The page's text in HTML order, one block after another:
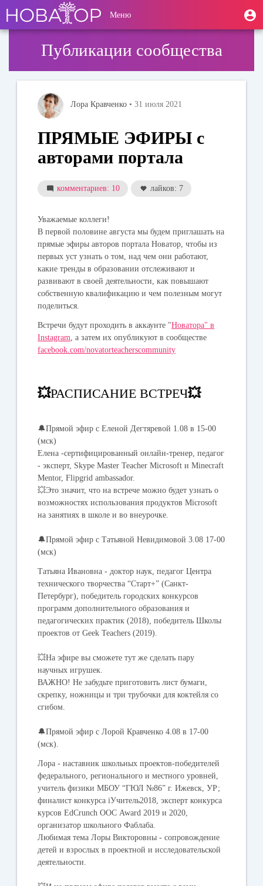
основному
содержанию
User
account
Меню
Публикации сообщества
Лора Кравченко • 31 июля 2021
ПРЯМЫЕ ЭФИРЫ с
авторами портала
комментариев: 10 лайков: 7
Уважаемые коллеги!
В первой половине августа мы будем приглашать на
прямые эфиры авторов портала Новатор, чтобы из
первых уст узнать о том, над чем они работают,
какие тренды в образовании отслеживают и
развивают в своей деятельности, как повышают
собственную квалификацию и чем полезным могут
поделиться.
Встречи будут проходить в аккаунте "Новатора" в
Instagram , а затем их опубликуют в сообществе
facebook.com/novatorteacherscommunity
💥РАСПИСАНИЕ ВСТРЕЧ💥
🔔Прямой эфир с Еленой Дегтяревой 1.08 в 15-00
(мск)
Елена -сертифицированный онлайн-тренер, педагог
- эксперт, Skype Master Teacher Microsoft и Minecraft
Mentor, Flipgrid ambassador.
💥Это значит, что на встрече можно будет узнать о
возможностях использования продуктов Microsoft
на занятиях в школе и во внеурочке.
🔔Прямой эфир с Татьяной Невидимовой 3.08 17-00
(мск)
Татьяна Ивановна - доктор наук, педагог Центра
технического творчества “Старт+” (Санкт-
Петербург), победитель городских конкурсов
программ дополнительного образования и
педагогических практик (2018), победитель Школы
проектов от Geek Teachers (2019).
💥На эфире вы сможете тут же сделать пару
научных игрушек.
ВАЖНО! Не забудьте приготовить лист бумаги,
скрепку, ножницы и три трубочки для коктейля со
сгибом.
🔔Прямой эфир с Лорой Кравченко 4.08 в 17-00
(мск)
Лора - наставник школьных проектов-победителей
федерального, регионального и местного уровней,
учитель физики МБОУ “ГЮЛ №86” г. Ижевск, УР;
финалист конкурса iУчитель2018, эксперт конкурса
курсов EdCrunch ООС Award 2019 и 2020,
организатор школьного Фаблаба.
Любимая тема Лоры Викторовны - сопровождение
детей и взрослых в проектной и исследовательской
деятельности.